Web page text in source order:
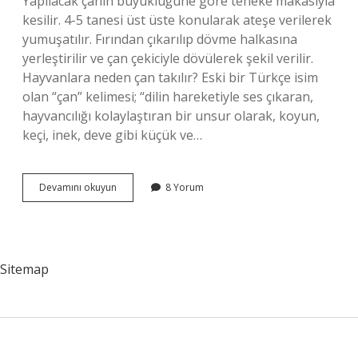
kesilir. 4-5 tanesi üst üste konularak ateşe verilerek
yumuşatılır. Fırından çıkarılıp dövme halkasına
yerleştirilir ve çan çekiciyle dövülerek şekil verilir.
Hayvanlara neden çan takılır? Eski bir Türkçe isim
olan “çan” kelimesi; “dilin hareketiyle ses çıkaran,
hayvancılığı kolaylaştıran bir unsur olarak, koyun,
keçi, inek, deve gibi küçük ve…
Devamını okuyun
Neden
8 Yorum
Sitemap